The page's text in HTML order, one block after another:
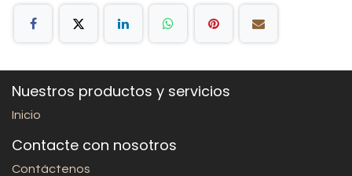
Nuestros productos y servicios
Inicio
Contacte con nosotros
Contáctenos